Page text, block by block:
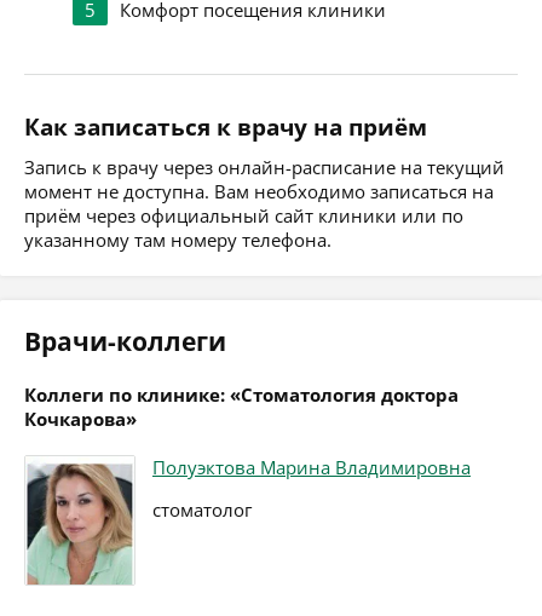
5 Комфорт посещения клиники
Как записаться к врачу на приём
Запись к врачу через онлайн-расписание на текущий
момент не доступна. Вам необходимо записаться на
приём через официальный сайт клиники или по
указанному там номеру телефона.
Врачи-коллеги
Коллеги по клинике: «Стоматология доктора
Кочкарова»
Полуэктова Марина Владимировна
стоматолог